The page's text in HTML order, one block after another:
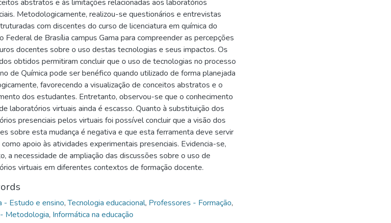
abstratos e às limitações relacionadas aos laboratórios
Metodologicamente, realizou-se questionários e entrevistas
com discentes do curso de licenciatura em química do
Federal de Brasília campus Gama para compreender as percepções
docentes sobre o uso destas tecnologias e seus impactos. Os
obtidos permitiram concluir que o uso de tecnologias no processo
de Química pode ser benéfico quando utilizado de forma planejada
favorecendo a visualização de conceitos abstratos e o
dos estudantes. Entretanto, observou-se que o conhecimento
laboratórios virtuais ainda é escasso. Quanto à substituição dos
presenciais pelos virtuais foi possível concluir que a visão dos
sobre esta mudança é negativa e que esta ferramenta deve servir
apoio às atividades experimentais presenciais. Evidencia-se,
a necessidade de ampliação das discussões sobre o uso de
virtuais em diferentes contextos de formação docente.
- Estudo e ensino,Tecnologia educacional, Professores - Formação,
Metodologia, Informática na educação